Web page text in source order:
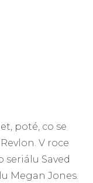
poté, co se
V roce
seriálu Saved
Megan Jones.